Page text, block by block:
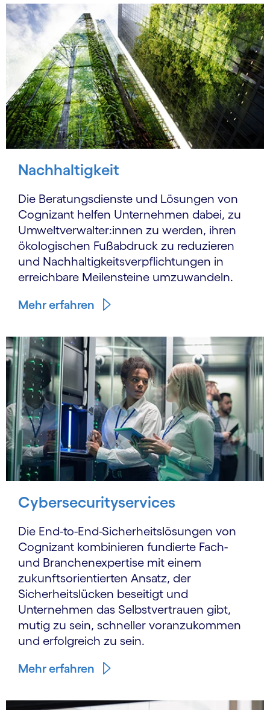
Nachhaltigkeit
Die Beratungsdienste und Lösungen von
Cognizant helfen Unternehmen dabei, zu
Umwelt­verwal­ter:innen zu werden, ihren
ökologischen Fußabdruck zu reduzieren
und Nach­haltigkeits­verpflichtungen in
erreichbare Meilensteine umzuwandeln.
Mehr erfahren
Cybersecurityservices
Die End-to-End-Sicherheitslösungen von
Cognizant kombinieren fundierte Fach-
und Branchen­expertise mit einem
zukunftsorientierten Ansatz, der
Sicherheitslücken beseitigt und
Unternehmen das Selbstvertrauen gibt,
mutig zu sein, schneller voranzukommen
und erfolgreich zu sein.
Mehr erfahren